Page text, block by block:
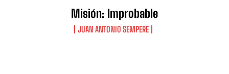
Misión: Improbable
JUAN ANTONIO SEMPERE